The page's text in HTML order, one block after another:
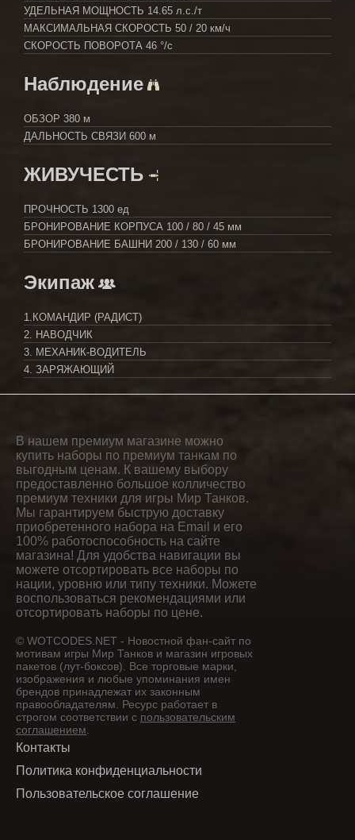
УДЕЛЬНАЯ МОЩНОСТЬ 14.65 л.с./т
МАКСИМАЛЬНАЯ СКОРОСТЬ 50 / 20 км/ч
СКОРОСТЬ ПОВОРОТА 46 °/с
Наблюдение
ОБЗОР 380 м
ДАЛЬНОСТЬ СВЯЗИ 600 м
ЖИВУЧЕСТЬ
ПРОЧНОСТЬ 1300 ед
БРОНИРОВАНИЕ КОРПУСА 100 / 80 / 45 мм
БРОНИРОВАНИЕ БАШНИ 200 / 130 / 60 мм
Экипаж
1.КОМАНДИР (РАДИСТ)
2. НАВОДЧИК
3. МЕХАНИК-ВОДИТЕЛЬ
4. ЗАРЯЖАЮЩИЙ
В нашем премиум магазине можно
купить наборы по премиум танкам по
выгодным ценам. К вашему выбору
предоставленно большое колличество
премиум техники для игры Мир Танков.
Мы гарантируем быструю доставку
приобретенного набора на Email и его
100% работоспособность на сайте
магазина! Для удобства навигации вы
можете отсортировать все наборы по
нации, уровню или типу техники. Можете
воспользоваться рекомендациями или
отсортировать наборы по цене.
© WOTCODES.NET - Новостной фан-сайт по
мотивам игры Мир Танков и магазин игровых
пакетов (лут-боксов). Все торговые марки,
изображения и любые упоминания имен
брендов принадлежат их законным
правообладателям. Ресурс работает в
строгом соответствии с пользовательским
соглашением
Контакты
Политика конфиденциальности
Пользовательское соглашение